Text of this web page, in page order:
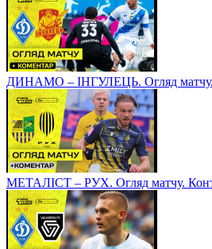
ДИНАМО – ІНГУЛЕЦЬ. Огляд матчу.
МЕТАЛІСТ – РУХ. Огляд матчу.